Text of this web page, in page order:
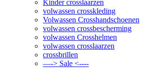
Kinder crosslaarzen
volwassen crosskleding
Volwassen Crosshandschoenen
volwassen crossbescherming
volwassen Crosshelmen
volwassen crosslaarzen
crossbrillen
—-> Sale <----